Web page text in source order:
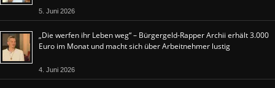
5. Juni 2026
„Die werfen ihr Leben weg“ – Bürgergeld-Rapper Archii erhält 3.000
Euro im Monat und macht sich über Arbeitnehmer lustig
4. Juni 2026